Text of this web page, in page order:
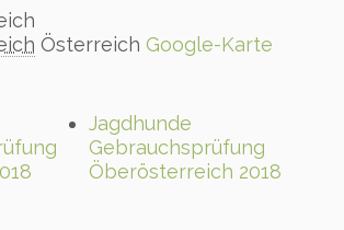
Österreich Google-Karte
Jagdhunde
Gebrauchsprüfung
Öberösterreich 2018